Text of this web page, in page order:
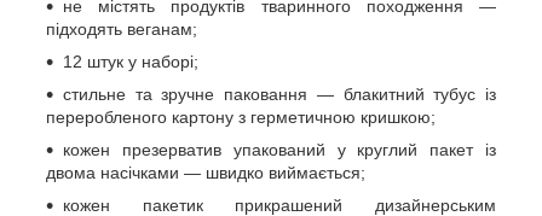
не містять продуктів тваринного походження —
підходять веганам;
12 штук у наборі;
стильне та зручне паковання — блакитний тубус із
переробленого картону з герметичною кришкою;
кожен презерватив упакований у круглий пакет із
двома насічками — швидко виймається;
кожен пакетик прикрашений дизайнерським